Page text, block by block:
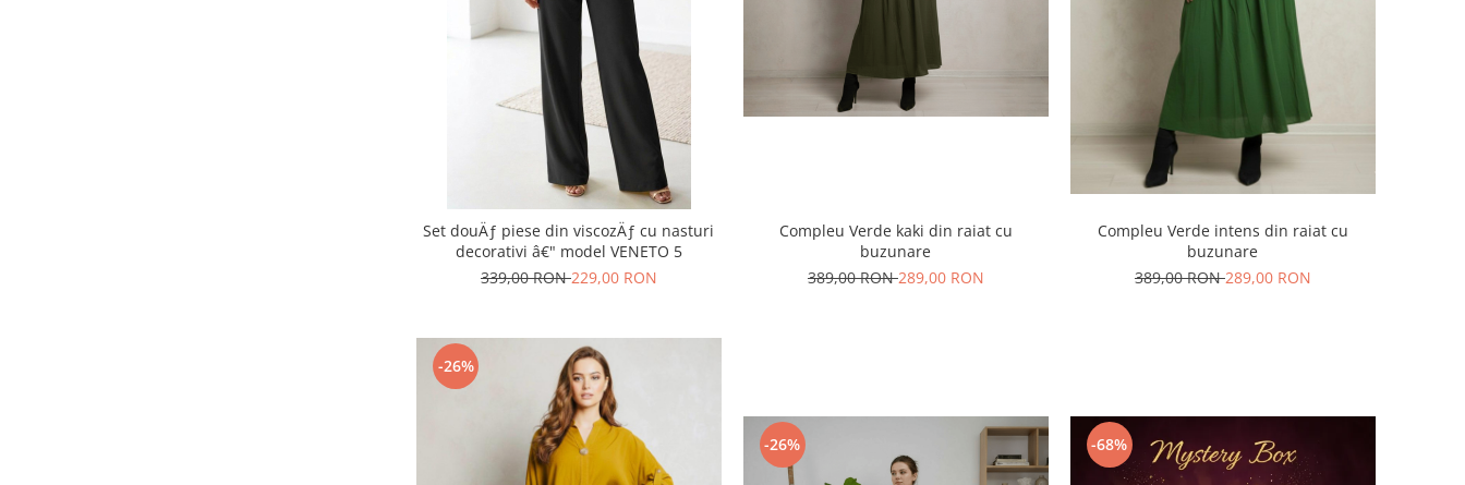
Set douÄƒ piese din viscozÄƒ cu nasturi
decorativi â€" model VENETO 5
339,00 RON229,00 RON
Compleu Verde kaki din raiat cu
buzunare
389,00 RON289,00 RON
Compleu Verde intens din raiat cu
buzunare
389,00 RON289,00 RON
-26%
-26% -68%